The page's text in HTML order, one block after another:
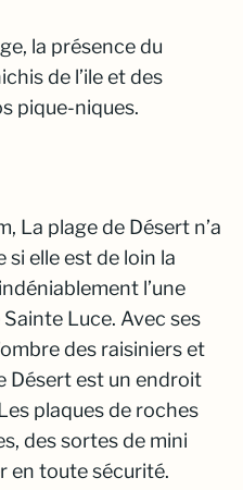
la présence du
de l’ile et des
pique-niques.
La plage de Désert n’a
si elle est de loin la
l’une
Luce. Avec ses
des raisiniers et
Désert est un endroit
plaques de roches
des sortes de mini
en toute sécurité.